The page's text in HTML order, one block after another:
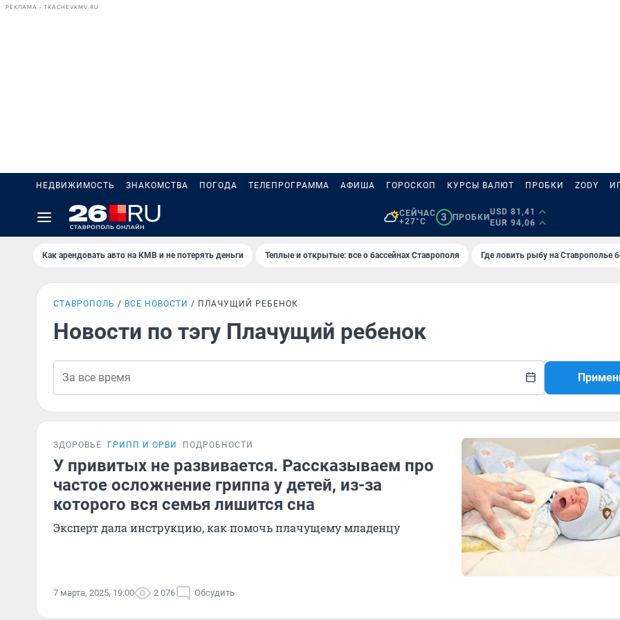
РЕКЛАМА • TKACHEVKMV.RU
НЕДВИЖИМОСТЬ ЗНАКОМСТВА ПОГОДА ТЕЛЕПРОГРАММА АФИША ГОРОСКОП КУРСЫ ВАЛЮТ ПРОБКИ ZODY
СЕЙЧАС
+27°C
3 ПРОБКИ
USD 81,41
EUR 94,06
Как арендовать авто на КМВ и не потерять деньги Теплые и открытые: все о бассейнах Ставрополя Где ловить рыбу на Ставрополье
СТАВРОПОЛЬ ВСЕ НОВОСТИ ПЛАЧУЩИЙ РЕБЕНОК
Новости по тэгу Плачущий ребенок
ЗДОРОВЬЕ ГРИПП И ОРВИ ПОДРОБНОСТИ
У привитых не развивается. Рассказываем про
частое осложнение гриппа у детей, из-за
которого вся семья лишится сна
Эксперт дала инструкцию, как помочь плачущему младенцу
7 марта, 2025, 19:00 2 076 Обсудить